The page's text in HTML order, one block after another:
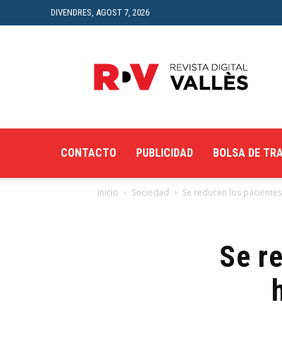
DIVENDRES, AGOST 7, 2026
Digital
del
CONTACTO PUBLICIDAD BOLSA DE
Inicio Sociedad Se reducen los
Se